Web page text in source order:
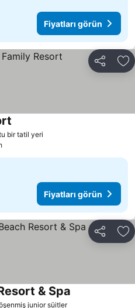
Fiyatları görün
Paylaş
bir tatil yeri
Fiyatları görün
Paylaş
junior süitler
& Spa